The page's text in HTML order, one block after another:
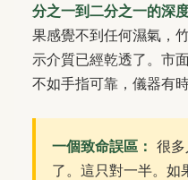
分之一到二分之一的深
果感覺不到任何濕氣，
示介質已經乾透了。市
不如手指可靠，儀器有時
一個致命誤區： 很
了。這只對一半。如